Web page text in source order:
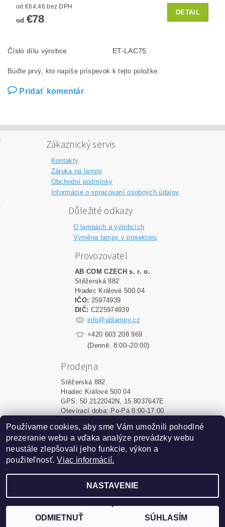
od €64,46 bez DPH
od €78
DETAIL
Číslo dílu výrobce ET-LAC75
Buďte prvý, kto napíše príspevok k tejto položke.
Pridať komentár
Zákaznický servis
Kontakty
Záruka na lampy
Obchodní podmínky
Informácie o spracovaní osobných údajov
Důležité odkazy
O lampách a výrobcích
Výměna lampy v projektoru
Provozovatel
AB COM CZECH s. r. o.
Stěžerská 882
Hradec Králové 500 04
IČO: 25974939
DIČ: CZ25974939
info@ablampy.cz
+420 603 208 969
(Denně: 8:00–20:00)
Prodejna
Stěžerská 882
Hradec Králové 500 04
GPS: 50.2122042N, 15.8037647E
Otevírací doba: Po-Pá 8:00-17:00
Shoptet.sk MôjPrvýEshop.sk
Vytvoril Shoptet
Podle zákona o evidenci tržeb je prodávající povinen
vystavit kupujícímu účtenku. Zároveň je povinen zaevidovat
Používame cookies, aby sme Vám umožnili pohodlné
prezeranie webu a vďaka analýze prevádzky webu
neustále zlepšovali jeho funkcie, výkon a
použiteľnosť.Viac informácií.
NASTAVENIE
ODMIETNUŤ SÚHLASÍM